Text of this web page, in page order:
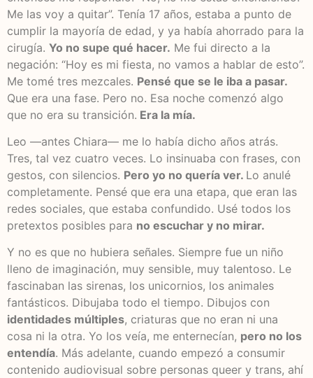
Me las voy a quitar”. Tenía 17 años, estaba a punto de
cumplir la mayoría de edad, y ya había ahorrado para la
cirugía. Yo no supe qué hacer. Me fui directo a la
negación: “Hoy es mi fiesta, no vamos a hablar de esto”.
Me tomé tres mezcales. Pensé que se le iba a pasar.
Que era una fase. Pero no. Esa noche comenzó algo
que no era su transición. Era la mía.
Leo —antes Chiara— me lo había dicho años atrás.
Tres, tal vez cuatro veces. Lo insinuaba con frases, con
gestos, con silencios. Pero yo no quería ver. Lo anulé
completamente. Pensé que era una etapa, que eran las
redes sociales, que estaba confundido. Usé todos los
pretextos posibles para no escuchar y no mirar.
Y no es que no hubiera señales. Siempre fue un niño
lleno de imaginación, muy sensible, muy talentoso. Le
fascinaban las sirenas, los unicornios, los animales
fantásticos. Dibujaba todo el tiempo. Dibujos con
identidades múltiples, criaturas que no eran ni una
cosa ni la otra. Yo los veía, me enternecían, pero no los
entendía. Más adelante, cuando empezó a consumir
contenido audiovisual sobre personas queer y trans, ahí